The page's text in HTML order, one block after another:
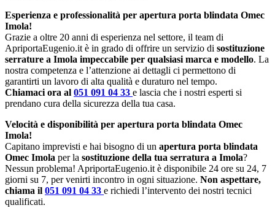
Esperienza e professionalità per apertura porta blindata Omec
Imola!
Grazie a oltre 20 anni di esperienza nel settore, il team di
ApriportaEugenio.it è in grado di offrire un servizio di sostituzione
serrature a Imola impeccabile per qualsiasi marca e modello. La
nostra competenza e l’attenzione ai dettagli ci permettono di
garantirti un lavoro di alta qualità e duraturo nel tempo.
Chiamaci ora al 051 091 04 33 e lascia che i nostri esperti si
prendano cura della sicurezza della tua casa.
Velocità e disponibilità per apertura porta blindata Omec
Imola!
Capitano imprevisti e hai bisogno di un apertura porta blindata
Omec Imola per la sostituzione della tua serratura a Imola?
Nessun problema! ApriportaEugenio.it è disponibile 24 ore su 24, 7
giorni su 7, per venirti incontro in ogni situazione. Non aspettare,
chiama il 051 091 04 33 e richiedi l’intervento dei nostri tecnici
qualificati.